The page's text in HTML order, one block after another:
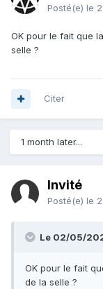
Posté(e) le
OK pour le fait que
selle ?
Citer
1 month later...
Invité
Posté(e) le
Le 02/05/
OK pour le fait
de la selle ?